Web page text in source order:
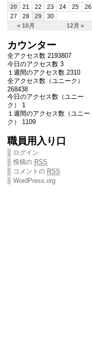
« 10月 12月 »
20
21 22 23 24 25
26
27
28 29 30
カウンター
全アクセス数 2193807
今日のアクセス数 3
１週間のアクセス数 2310
全アクセス数（ユニーク）
268438
今日のアクセス数（ユニー
ク） 1
１週間のアクセス数（ユニー
ク） 1109
職員用入り口
ログイン
投稿の RSS
コメントの RSS
WordPress.org